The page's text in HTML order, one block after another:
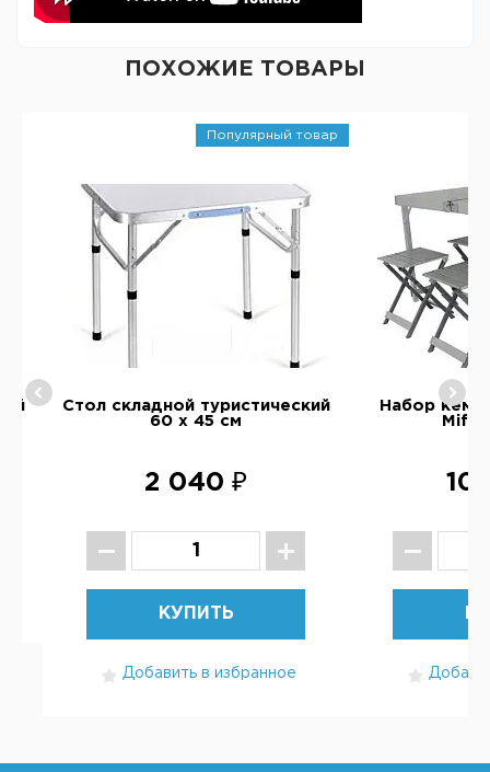
ПОХОЖИЕ ТОВАРЫ
Популярный товар
Стол складной туристический
60 х 45 см
2 040 ₽
КУПИТЬ
Добавить в избранное
Набор
10